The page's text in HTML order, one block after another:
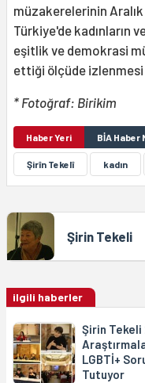
müzakerelerinin
Türkiye'de kadınların
eşitlik ve demokrasi
ettiği ölçüde
* Fotoğraf: Birikim
Haber Yeri BİA Haber
Şirîn Tekelî kadın
Şirin Tekeli
ilgili haberler
Şirin Tekeli
LGBTİ+
Tutuyor